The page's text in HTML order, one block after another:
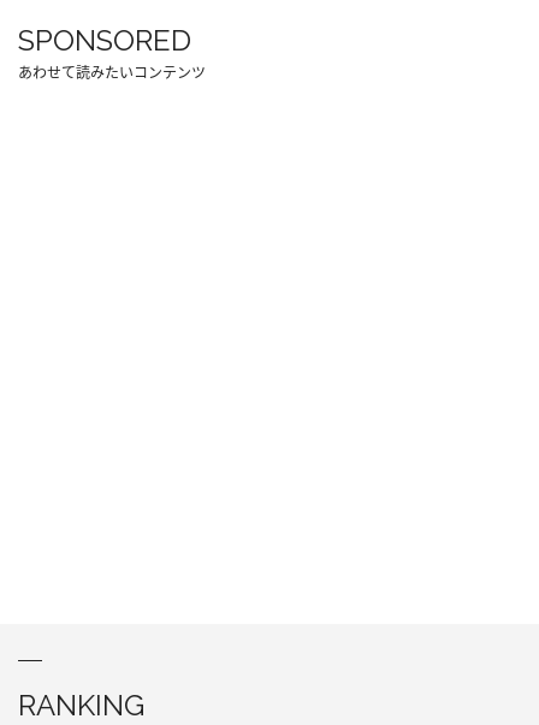
SPONSORED
あわせて読みたいコンテンツ
RANKING